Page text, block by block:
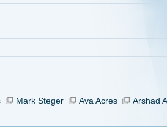
Hellgirl